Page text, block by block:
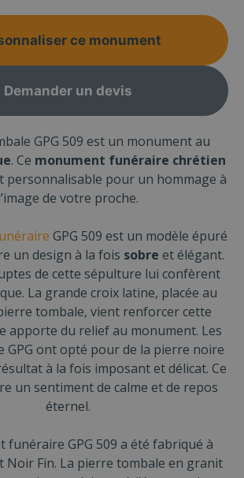
ce monument
Demander un devis
GPG 509 est un monument au
. Ce monument funéraire chrétien
personnalisable pour un hommage à
de votre proche.
GPG 509 est un modèle épuré
un design à la fois sobre et élégant.
de cette sépulture lui confèrent
La grande croix latine, placée au
tombale, vient renforcer cette
apporte du relief au monument. Les
GPG ont opté pour de la pierre noire
à la fois imposant et délicat. Ce
un sentiment de calme et de repos
éternel.
funéraire GPG 509 a été fabriqué à
Fin. La pierre tombale en granit